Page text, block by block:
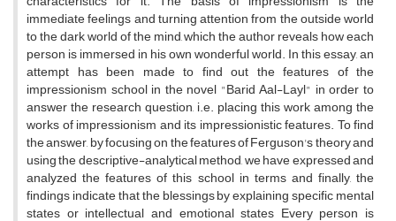
immediate feelings and turning attention from the outside world
to the dark world of the mind, which the author reveals how each
person is immersed in his own wonderful world. In this essay, an
attempt has been made to find out the features of the
impressionism school in the novel "Barid Aal-Layl" in order to
answer the research question, i.e. placing this work among the
works of impressionism and its impressionistic features. To find
the answer, by focusing on the features of Ferguson's theory and
using the descriptive-analytical method, we have expressed and
analyzed the features of this school in terms and finally, the
findings indicate that the blessings by explaining specific mental
states or intellectual and emotional states Every person is